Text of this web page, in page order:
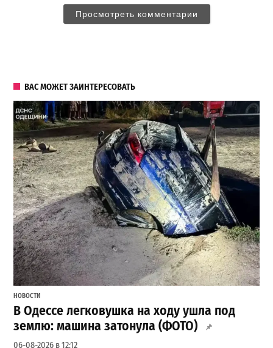
Просмотреть комментарии
ВАС МОЖЕТ ЗАИНТЕРЕСОВАТЬ
НОВОСТИ
В Одессе легковушка на ходу ушла под
землю: машина затонула (ФОТО)
06-08-2026 в 12:12